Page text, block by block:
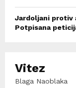
Jardoljani protiv
Potpisana
Vitez
Blaga Naoblaka